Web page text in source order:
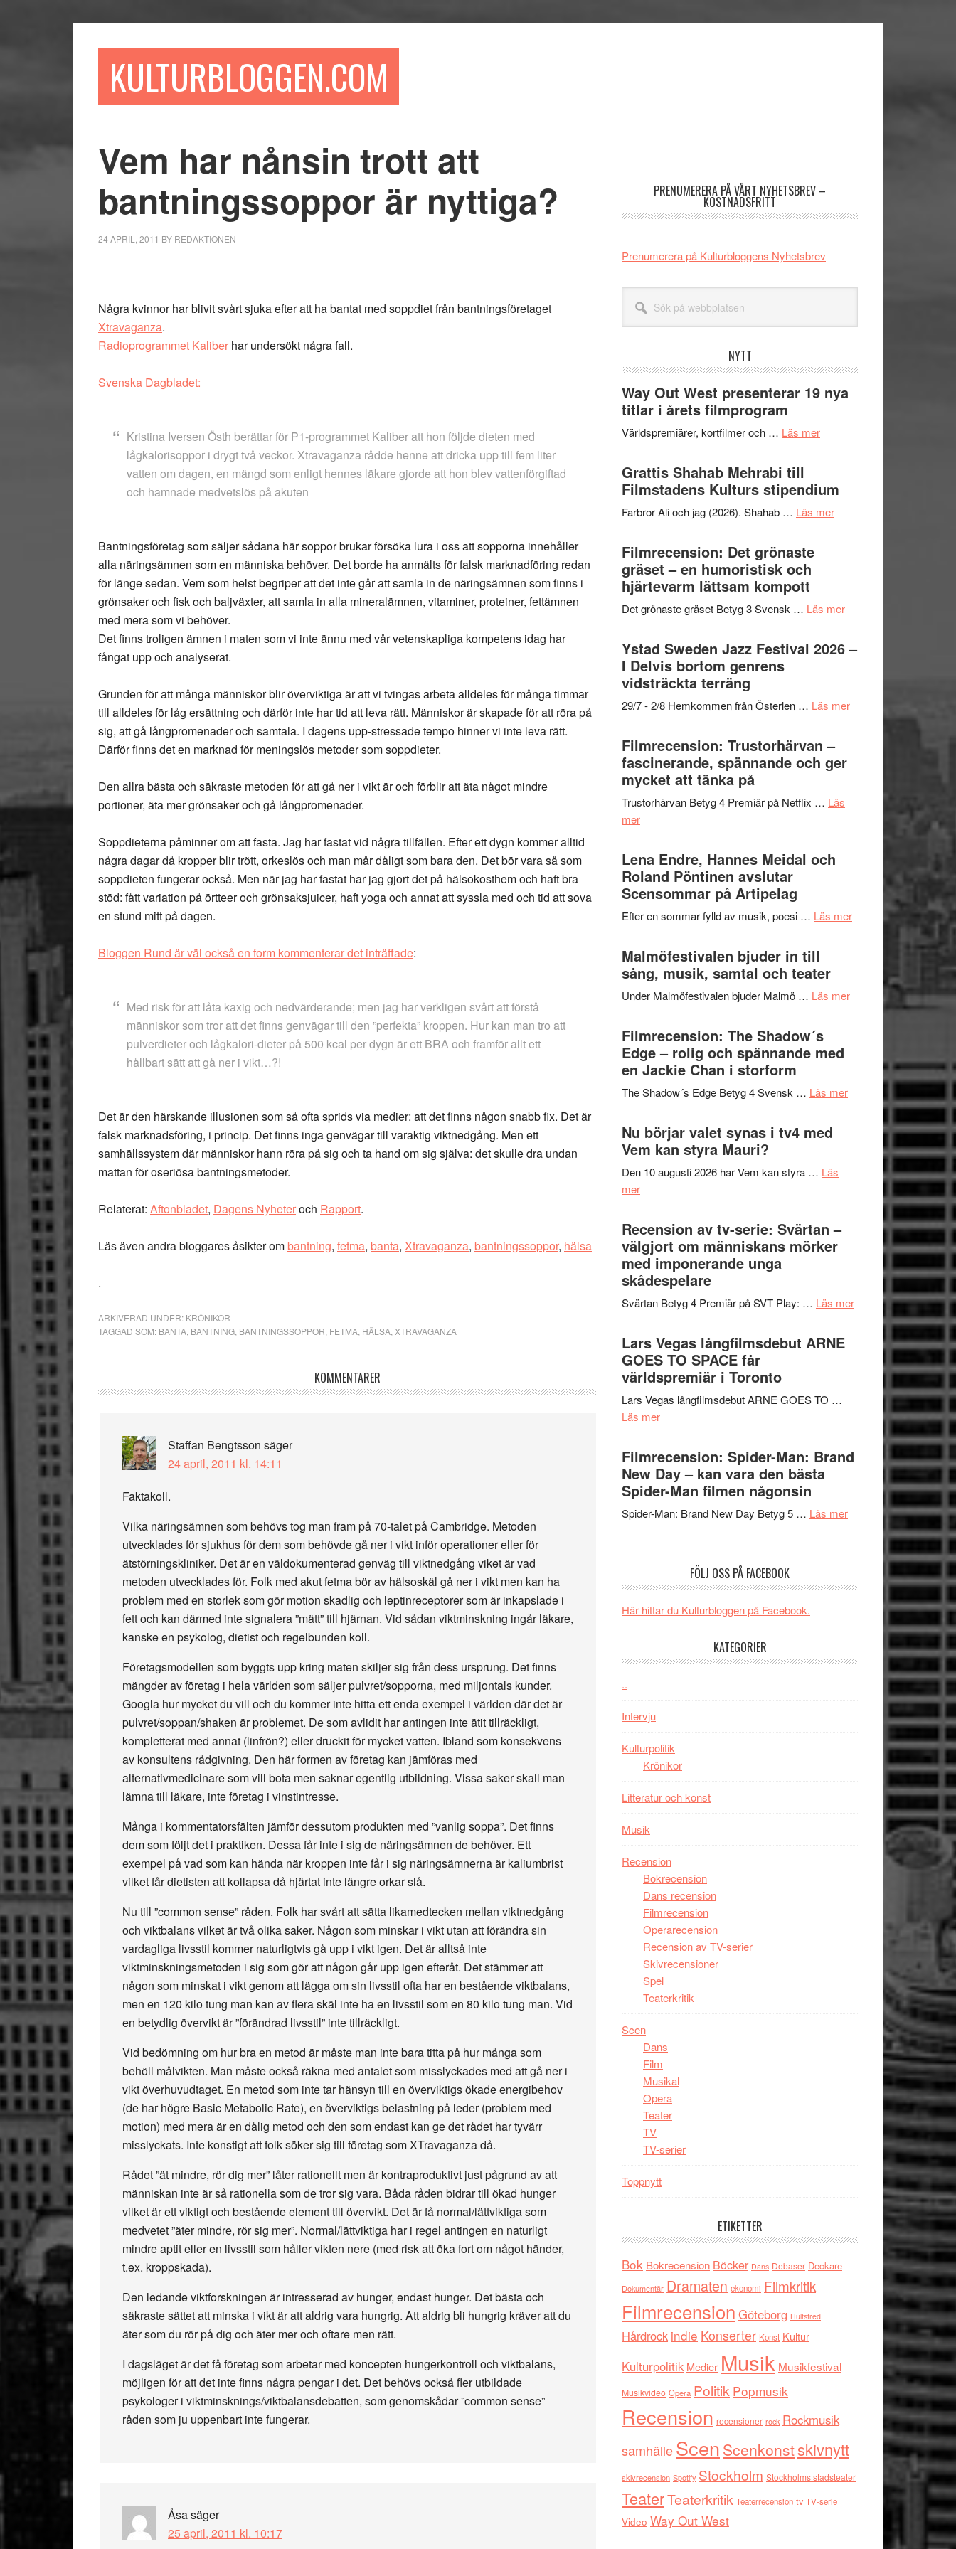
KULTURBLOGGEN.COM
Vem har nånsin trott att
bantningssoppor är nyttiga?
24 APRIL, 2011 BY REDAKTIONEN
Några kvinnor har blivit svårt sjuka efter att ha bantat med soppdiet från bantningsföretaget
Xtravaganza.
Radioprogrammet Kaliber har undersökt några fall.
Svenska Dagbladet:
Kristina Iversen Östh berättar för P1-programmet Kaliber att hon följde dieten med
lågkalorisoppor i drygt två veckor. Xtravaganza rådde henne att dricka upp till fem liter
vatten om dagen, en mängd som enligt hennes läkare gjorde att hon blev vattenförgiftad
och hamnade medvetslös på akuten
Bantningsföretag som säljer sådana här soppor brukar försöka lura i oss att sopporna innehåller
alla näringsämnen som en människa behöver. Det borde ha anmälts för falsk marknadföring redan
för länge sedan. Vem som helst begriper att det inte går att samla in de näringsämnen som finns i
grönsaker och fisk och baljväxter, att samla in alla mineralämnen, vitaminer, proteiner, fettämnen
med mera som vi behöver.
Det finns troligen ämnen i maten som vi inte ännu med vår vetenskapliga kompetens idag har
fångat upp och analyserat.
Grunden för att många människor blir överviktiga är att vi tvingas arbeta alldeles för många timmar
till alldeles för låg ersättning och därför inte har tid att leva rätt. Människor är skapade för att röra på
sig, att gå långpromenader och samtala. I dagens upp-stressade tempo hinner vi inte leva rätt.
Därför finns det en marknad för meningslös metoder som soppdieter.
Den allra bästa och säkraste metoden för att gå ner i vikt är och förblir att äta något mindre
portioner, äta mer grönsaker och gå långpromenader.
Soppdieterna påminner om att fasta. Jag har fastat vid några tillfällen. Efter ett dygn kommer alltid
några dagar då kropper blir trött, orkeslös och man mår dåligt som bara den. Det bör vara så som
soppdieten fungerar också. Men när jag har fastat har jag gjort det på hälsokosthem och haft bra
stöd: fått variation på örtteer och grönsaksjuicer, haft yoga och annat att syssla med och tid att sova
en stund mitt på dagen.
Bloggen Rund är väl också en form kommenterar det inträffade:
Med risk för att låta kaxig och nedvärderande; men jag har verkligen svårt att förstå
människor som tror att det finns genvägar till den ”perfekta” kroppen. Hur kan man tro att
pulverdieter och lågkalori-dieter på 500 kcal per dygn är ett BRA och framför allt ett
hållbart sätt att gå ner i vikt…?!
Det är den härskande illusionen som så ofta sprids via medier: att det finns någon snabb fix. Det är
falsk marknadsföring, i princip. Det finns inga genvägar till varaktig viktnedgång. Men ett
samhällssystem där människor hann röra på sig och ta hand om sig själva: det skulle dra undan
mattan för oseriösa bantningsmetoder.
Relaterat: Aftonbladet, Dagens Nyheteroch Rapport.
Läs även andra bloggares åsikter om bantning, fetma, banta, Xtravaganza, bantningssoppor, hälsa
.
ARKIVERAD UNDER: KRÖNIKOR
TAGGAD SOM: BANTA BANTNING BANTNINGSSOPPOR FETMA HÄLSA XTRAVAGANZA
KOMMENTARER
Staffan Bengtsson säger
24 april, 2011 kl. 14:11
Faktakoll.
Vilka näringsämnen som behövs tog man fram på 70-talet på Cambridge. Metoden
utvecklades för sjukhus för dem som behövde gå ner i vikt inför operationer eller för
ätstörningskliniker. Det är en väldokumenterad genväg till viktnedgång viket är vad
metoden utvecklades för. Folk med akut fetma bör av hälsoskäl gå ner i vikt men kan ha
problem med en storlek som gör motion skadlig och leptinreceptorer som är inkapslade i
fett och kan därmed inte signalera ”mätt” till hjärnan. Vid sådan viktminskning ingår läkare,
kanske en psykolog, dietist och regelbunden koll.
Företagsmodellen som byggts upp kring maten skiljer sig från dess ursprung. Det finns
mängder av företag i hela världen som säljer pulvret/sopporna, med miljontals kunder.
Googla hur mycket du vill och du kommer inte hitta ett enda exempel i världen där det är
pulvret/soppan/shaken är problemet. De som avlidit har antingen inte ätit tillräckligt,
kompletterat med annat (linfrön?) eller druckit för mycket vatten. Ibland som konsekvens
av konsultens rådgivning. Den här formen av företag kan jämföras med
alternativmedicinare som vill bota men saknar egentlig utbildning. Vissa saker skall man
lämna till läkare, inte företag i vinstintresse.
Många i kommentatorsfälten jämför dessutom produkten med ”vanlig soppa”. Det finns
dem som följt det i praktiken. Dessa får inte i sig de näringsämnen de behöver. Ett
exempel på vad som kan hända när kroppen inte får i sig näringsämnerna är kaliumbrist
vilket får dietisten att kollapsa då hjärtat inte längre orkar slå.
Nu till ”common sense” råden. Folk har svårt att sätta likamedtecken mellan viktnedgång
och viktbalans vilket är två olika saker. Någon som minskar i vikt utan att förändra sin
vardagliga livsstil kommer naturligtvis gå upp i vikt igen. Det är alltså inte
viktminskningsmetoden i sig som gör att någon går upp igen efteråt. Det stämmer att
någon som minskat i vikt genom att lägga om sin livsstil ofta har en bestående viktbalans,
men en 120 kilo tung man kan av flera skäl inte ha en livsstil som en 80 kilo tung man. Vid
en betydlig övervikt är ”förändrad livsstil” inte tillräckligt.
Vid bedömning om hur bra en metod är måste man inte bara titta på hur många som
behöll målvikten. Man måste också räkna med antalet som misslyckades med att gå ner i
vikt överhuvudtaget. En metod som inte tar hänsyn till en överviktigs ökade energibehov
(de har högre Basic Metabolic Rate), en överviktigs belastning på leder (problem med
motion) med mera är en dålig metod och den som endast kan ge det rådet har tyvärr
misslyckats. Inte konstigt att folk söker sig till företag som XTravaganza då.
Rådet ”ät mindre, rör dig mer” låter rationellt men är kontraproduktivt just pågrund av att
människan inte är så rationella som de tror sig vara. Båda råden bidrar till ökad hunger
vilket är ett viktigt och bestående element till övervikt. Det är få normal/lättviktiga som
medvetet ”äter mindre, rör sig mer”. Normal/lättviktiga har i regel antingen en naturligt
mindre aptit eller en livsstil som håller vikten nere (med risk att öka fort om något händer,
t.ex. kroppskada).
Den ledande viktforskningen är intresserad av hunger, endast hunger. Det bästa och
säkraste sättet att minska i vikt är att aldrig vara hungrig. Att aldrig bli hungrig kräver att du
äter som du rör på dig och äter mer och oftare men rätt.
I dagsläget är det få företag som arbetar med koncepten hungerkontroll och viktbalans,
möjligen för att det inte finns några pengar i det. Det behövs också fler utbildade
psykologer i viktminsknings/viktbalansdebatten, som genomskådar ”common sense”
råden som ju uppenbart inte fungerar.
Åsasäger
25 april, 2011 kl. 10:17
PRENUMERERA PÅ VÅRT NYHETSBREV –
KOSTNADSFRITT
Prenumerera på Kulturbloggens Nyhetsbrev
webbplatsen
NYTT
Way Out West presenterar 19 nya
titlar i årets filmprogram
Världspremiärer, kortfilmer och … Läs merom
presenterar
19
Grattis Shahab Mehrabi till
Filmstadens Kulturs stipendium
Farbror Ali och jag (2026). Shahab … Läs merom
Kulturs
Filmrecension: Det grönaste
gräset – en humoristisk och
hjärtevarm lättsam kompott
Det grönaste gräset Betyg 3 Svensk … Läs merom
en
hjärtevarm
Ystad Sweden Jazz Festival 2026 –
I Delvis bortom genrens
vidsträckta terräng
29/7 - 2/8 Hemkommen från Österlen … Läs merom
Filmrecension: Trustorhärvan –
fascinerande, spännande och ger
mycket att tänka på
Trustorhärvan Betyg 4 Premiär på Netflix … Läs
merom
Trustorhärvan
–
fascinerande,
spännande
och
mycket
att
tänka
Lena Endre, Hannes Meidal och
Roland Pöntinen avslutar
Scensommar på Artipelag
Efter en sommar fylld av musik, poesi … Läs merom
Scensommar
Artipelag
Malmöfestivalen bjuder in till
sång, musik, samtal och teater
Under Malmöfestivalen bjuder Malmö … Läs merom
Malmöfestivalen
Filmrecension: The Shadow´s
Edge – rolig och spännande med
en Jackie Chan i storform
The Shadow´s Edge Betyg 4 Svensk … Läs merom
Filmrecension:
spännande
Chan
storform
Nu börjar valet synas i tv4 med
Vem kan styra Mauri?
Den 10 augusti 2026 har Vem kan styra … Läs
merom
valet
synas
i
tv4
med
kan
styra
Mauri?
Recension av tv-serie: Svärtan –
välgjort om människans mörker
med imponerande unga
skådespelare
Svärtan Betyg 4 Premiär på SVT Play: … Läs merom
Recension
Svärtan
välgjort
människans
mörker
imponerande
skådespelare
Lars Vegas långfilmsdebut ARNE
GOES TO SPACE får
världspremiär i Toronto
Lars Vegas långfilmsdebut ARNE GOES TO …
Läs merom
långfilmsdebut
ARNE
GOES
TO
världspremiär
i
Toronto
Filmrecension: Spider-Man: Brand
New Day – kan vara den bästa
Spider-Man filmen någonsin
Spider-Man: Brand New Day Betyg 5 … Läs merom
Filmrecension:
vara
någonsin
FÖLJ OSS PÅ FACEBOOK
Här hittar du Kulturbloggen på Facebook.
KATEGORIER
..
Intervju
Kulturpolitik
Krönikor
Litteratur och konst
Musik
Recension
Bokrecension
Dans recension
Filmrecension
Operarecension
Recension av TV-serier
Skivrecensioner
Spel
Teaterkritik
Scen
Dans
Film
Musikal
Opera
Teater
TV
TV-serier
Toppnytt
ETIKETTER
Bok Bokrecension Böcker Dans Debaser Deckare
Dokumentär Dramaten ekonomi Filmkritik
Filmrecension Göteborg Hultsfred
Hårdrock indie Konserter Konst Kultur
Kulturpolitik Medier Musik Musikfestival
Musikvideo Opera Politik Popmusik
Recension recensioner rock Rockmusik
samhälleScen Scenkonstskivnytt
skivrecension Spotify Stockholm Stockholms stadsteater
TeaterTeaterkritik Teaterrecension tv TV-serie
Video Way Out West